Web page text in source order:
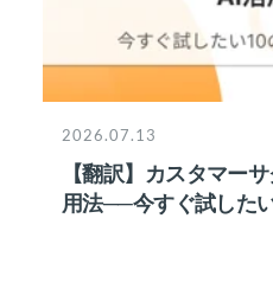
2026.07.13
【翻訳】カスタマー
用法──今すぐ試した